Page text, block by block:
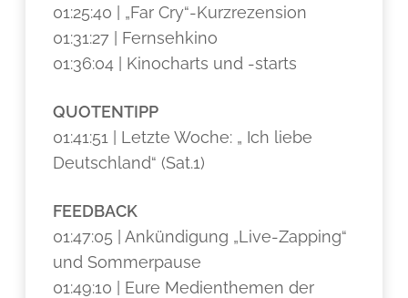
01:25:40 | „Far Cry“-Kurzrezension
01:31:27 | Fernsehkino
01:36:04 | Kinocharts und -starts
QUOTENTIPP
01:41:51 | Letzte Woche: „ Ich liebe
Deutschland“ (Sat.1)
FEEDBACK
01:47:05 | Ankündigung „Live-Zapping“
und Sommerpause
01:49:10 | Eure Medienthemen der